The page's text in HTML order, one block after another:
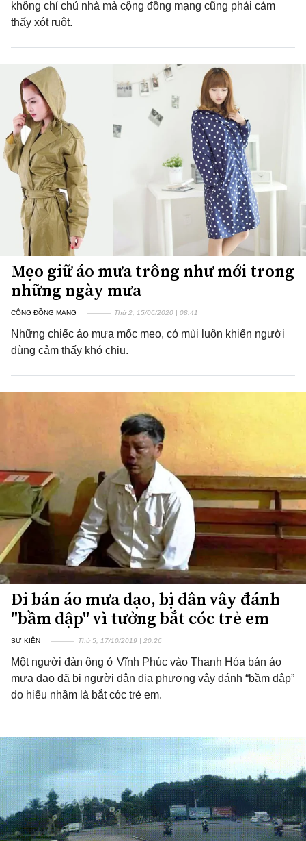
không chỉ chủ nhà mà cộng đồng mạng cũng phải cảm
thấy xót ruột.
Mẹo giữ áo mưa trông như mới trong
những ngày mưa
CỘNG ĐỒNG MẠNG Thứ 2, 15/06/2020 | 08:41
Những chiếc áo mưa mốc meo, có mùi luôn khiến người
dùng cảm thấy khó chịu.
Đi bán áo mưa dạo, bị dân vây đánh
"bầm dập" vì tưởng bắt cóc trẻ em
SỰ KIỆN Thứ 5, 17/10/2019 | 20:26
Một người đàn ông ở Vĩnh Phúc vào Thanh Hóa bán áo
mưa dạo đã bị người dân địa phương vây đánh “bầm dập”
do hiểu nhầm là bắt cóc trẻ em.